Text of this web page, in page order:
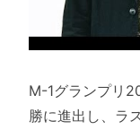
M-1グランプリ
勝に進出し、ラ